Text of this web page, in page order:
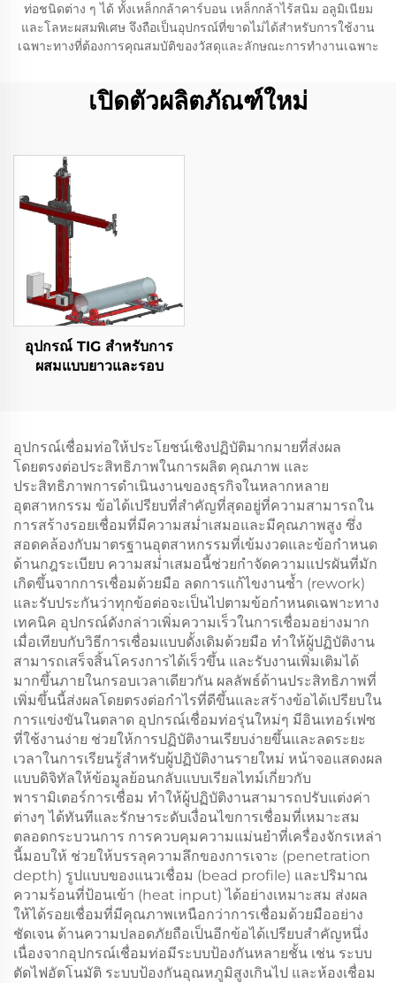
ท่อชนิดต่าง ๆ ได้ ทั้งเหล็กกล้าคาร์บอน เหล็กกล้าไร้สนิม อลูมิเนียม
และโลหะผสมพิเศษ จึงถือเป็นอุปกรณ์ที่ขาดไม่ได้สำหรับการใช้งาน
เฉพาะทางที่ต้องการคุณสมบัติของวัสดุและลักษณะการทำงานเฉพาะ
เปิดตัวผลิตภัณฑ์ใหม่
อุปกรณ์ TIG สําหรับการ
ผสมแบบยาวและรอบ
อุปกรณ์เชื่อมท่อให้ประโยชน์เชิงปฏิบัติมากมายที่ส่งผล
โดยตรงต่อประสิทธิภาพในการผลิต คุณภาพ และ
ประสิทธิภาพการดำเนินงานของธุรกิจในหลากหลาย
อุตสาหกรรม ข้อได้เปรียบที่สำคัญที่สุดอยู่ที่ความสามารถใน
การสร้างรอยเชื่อมที่มีความสม่ำเสมอและมีคุณภาพสูง ซึ่ง
สอดคล้องกับมาตรฐานอุตสาหกรรมที่เข้มงวดและข้อกำหนด
ด้านกฎระเบียบ ความสม่ำเสมอนี้ช่วยกำจัดความแปรผันที่มัก
เกิดขึ้นจากการเชื่อมด้วยมือ ลดการแก้ไขงานซ้ำ (rework)
และรับประกันว่าทุกข้อต่อจะเป็นไปตามข้อกำหนดเฉพาะทาง
เทคนิค อุปกรณ์ดังกล่าวเพิ่มความเร็วในการเชื่อมอย่างมาก
เมื่อเทียบกับวิธีการเชื่อมแบบดั้งเดิมด้วยมือ ทำให้ผู้ปฏิบัติงาน
สามารถเสร็จสิ้นโครงการได้เร็วขึ้น และรับงานเพิ่มเติมได้
มากขึ้นภายในกรอบเวลาเดียวกัน ผลลัพธ์ด้านประสิทธิภาพที่
เพิ่มขึ้นนี้ส่งผลโดยตรงต่อกำไรที่ดีขึ้นและสร้างข้อได้เปรียบใน
การแข่งขันในตลาด อุปกรณ์เชื่อมท่อรุ่นใหม่ๆ มีอินเทอร์เฟซ
ที่ใช้งานง่าย ช่วยให้การปฏิบัติงานเรียบง่ายขึ้นและลดระยะ
เวลาในการเรียนรู้สำหรับผู้ปฏิบัติงานรายใหม่ หน้าจอแสดงผล
แบบดิจิทัลให้ข้อมูลย้อนกลับแบบเรียลไทม์เกี่ยวกับ
พารามิเตอร์การเชื่อม ทำให้ผู้ปฏิบัติงานสามารถปรับแต่งค่า
ต่างๆ ได้ทันทีและรักษาระดับเงื่อนไขการเชื่อมที่เหมาะสม
ตลอดกระบวนการ การควบคุมความแม่นยำที่เครื่องจักรเหล่า
นี้มอบให้ ช่วยให้บรรลุความลึกของการเจาะ (penetration
depth) รูปแบบของแนวเชื่อม (bead profile) และปริมาณ
ความร้อนที่ป้อนเข้า (heat input) ได้อย่างเหมาะสม ส่งผล
ให้ได้รอยเชื่อมที่มีคุณภาพเหนือกว่าการเชื่อมด้วยมืออย่าง
ชัดเจน ด้านความปลอดภัยถือเป็นอีกข้อได้เปรียบสำคัญหนึ่ง
เนื่องจากอุปกรณ์เชื่อมท่อมีระบบป้องกันหลายชั้น เช่น ระบบ
ตัดไฟอัตโนมัติ ระบบป้องกันอุณหภูมิสูงเกินไป และห้องเชื่อม